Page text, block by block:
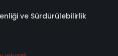
ve Sürdürülebilirlik